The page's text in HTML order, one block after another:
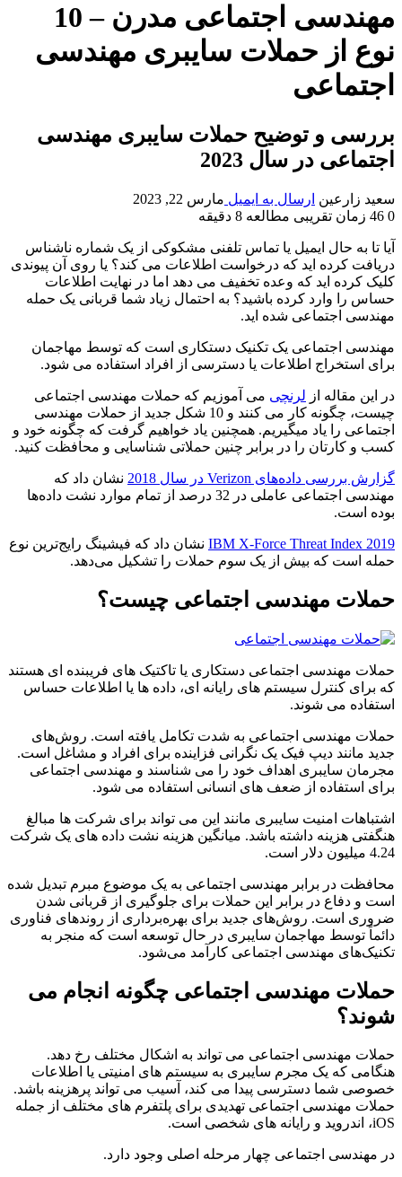
مهندسی اجتماعی مدرن – 10
نوع از حملات سایبری مهندسی
اجتماعی
بررسی و توضیح حملات سایبری مهندسی
اجتماعی در سال 2023
سعید زارعین ارسال به ایمیل مارس 22, 2023
0
زمان تقریبی مطالعه 8 دقیقه
آیا تا به حال ایمیل یا تماس تلفنی مشکوکی از یک شماره ناشناس
دریافت کرده اید که درخواست اطلاعات می کند؟ یا روی آن پیوندی
کلیک کرده اید که وعده تخفیف می دهد اما در نهایت اطلاعات
حساس را وارد کرده باشید؟ به احتمال زیاد شما قربانی یک حمله
مهندسی اجتماعی شده اید.
مهندسی اجتماعی یک تکنیک دستکاری است که توسط مهاجمان
برای استخراج اطلاعات یا دسترسی از افراد استفاده می شود.
در این مقاله از لرنچی می آموزیم که حملات مهندسی اجتماعی
چیست، چگونه کار می کنند و 10 شکل جدید از حملات مهندسی
اجتماعی را یاد میگیریم. همچنین یاد خواهیم گرفت که چگونه خود و
کسب و کارتان را در برابر چنین حملاتی شناسایی و محافظت کنید.
گزارش بررسی‌ داده‌های Verizon در سال 2018
نشان داد که
مهندسی اجتماعی عاملی در 32 درصد از تمام موارد نشت داده‌ها
بوده است.
IBM X-Force Threat Index 2019 نشان داد که فیشینگ رایج‌ترین نوع
حمله است که بیش از یک سوم حملات را تشکیل می‌دهد.
حملات مهندسی اجتماعی چیست؟
حملات مهندسی اجتماعی دستکاری یا تاکتیک های فریبنده ای هستند
که برای کنترل سیستم های رایانه ای، داده ها یا اطلاعات حساس
استفاده می شوند.
حملات مهندسی اجتماعی به شدت تکامل یافته است. روش‌های
جدید مانند دیپ فیک یک نگرانی فزاینده برای افراد و مشاغل است.
مجرمان سایبری اهداف خود را می شناسند و مهندسی اجتماعی
برای استفاده از ضعف های انسانی استفاده می شود.
اشتباهات امنیت سایبری مانند این می تواند برای شرکت ها مبالغ
هنگفتی هزینه داشته باشد. میانگین هزینه نشت داده های یک شرکت
4.24 میلیون دلار است.
محافظت در برابر مهندسی اجتماعی به یک موضوع مبرم تبدیل شده
است و دفاع در برابر این حملات برای جلوگیری از قربانی شدن
ضروری است. روش‌های جدید برای بهره‌برداری از روندهای فناوری
دائماً توسط مهاجمان سایبری در حال توسعه است که منجر به
تکنیک‌های مهندسی اجتماعی کارآمد می‌شود.
حملات مهندسی اجتماعی چگونه انجام می
شوند؟
حملات مهندسی اجتماعی می تواند به اشکال مختلف رخ دهد.
هنگامی که یک مجرم سایبری به سیستم های امنیتی یا اطلاعات
خصوصی شما دسترسی پیدا می کند، آسیب می تواند پرهزینه باشد.
حملات مهندسی اجتماعی تهدیدی برای پلتفرم های مختلف از جمله
iOS، اندروید و رایانه های شخصی است.
در مهندسی اجتماعی چهار مرحله اصلی وجود دارد.